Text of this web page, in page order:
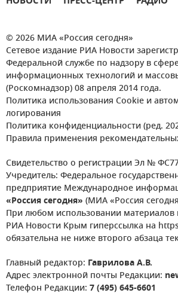
© 2026 МИА «Россия сегодня»
Сетевое издание РИА Новости
Федеральной службе по надзору в
информационных технологий и
(Роскомнадзор) 08 апреля 2014 года.
Политика использования Cookie и
логирования
Политика конфиденциальности (ред.
Правила применения
Свидетельство о регистрации Эл №
Учредитель: Федеральное
предприятие Международное
«Россия сегодня» (МИА «Россия
При любом использовании материалов
РИА Новости Крым гиперссылка на
обязательна не ниже второго абзаца
Главный редактор: Гаврилова А.В.
Адрес электронной почты Редакции:
Телефон Редакции: 7 (495) 645-6601